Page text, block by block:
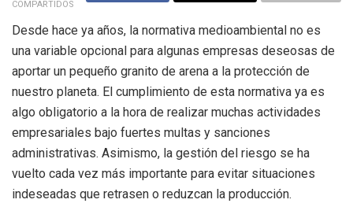
COMPARTIDOS
Desde hace ya años, la normativa medioambiental no es
una variable opcional para algunas empresas deseosas de
aportar un pequeño granito de arena a la protección de
nuestro planeta. El cumplimiento de esta normativa ya es
algo obligatorio a la hora de realizar muchas actividades
empresariales bajo fuertes multas y sanciones
administrativas. Asimismo, la gestión del riesgo se ha
vuelto cada vez más importante para evitar situaciones
indeseadas que retrasen o reduzcan la producción.